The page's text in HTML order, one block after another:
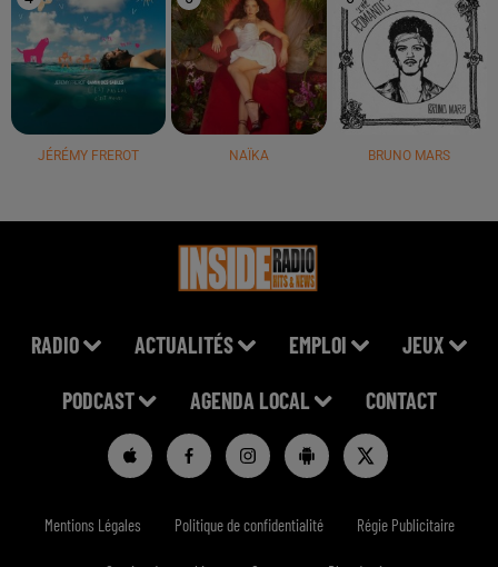
JÉRÉMY FREROT NAÏKA BRUNO MARS
RADIO ACTUALITÉS EMPLOI JEUX
PODCAST AGENDA LOCAL CONTACT
Mentions Légales Politique de confidentialité Régie Publicitaire